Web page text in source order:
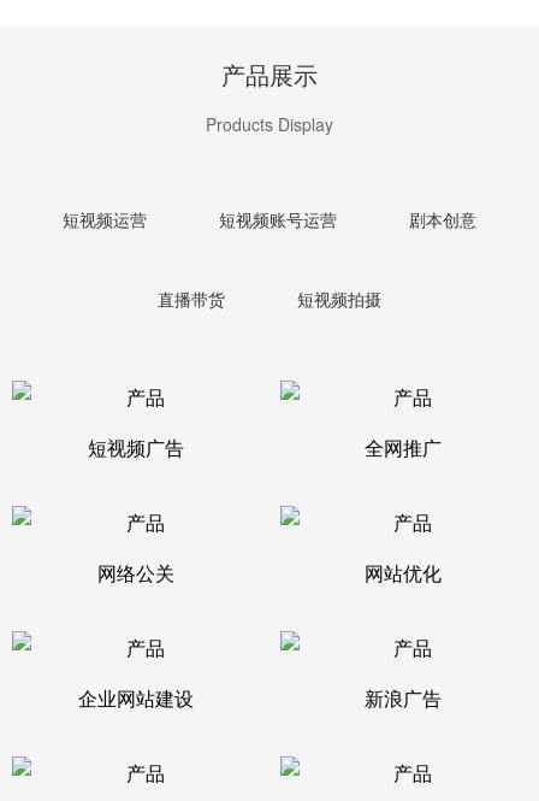
产品展示
Products Display
短视频运营 短视频账号运营 剧本创意
直播带货 短视频拍摄
短视频广告 全网推广
网络公关 网站优化
企业网站建设 新浪广告